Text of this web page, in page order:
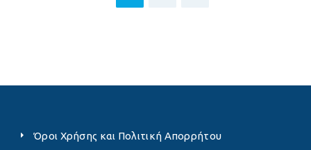
Όροι Χρήσης και Πολιτική Απορρήτου